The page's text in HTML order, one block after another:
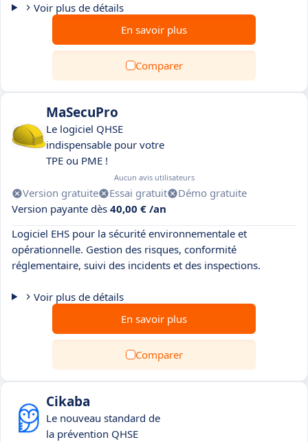
Voir plus de détails
En savoir plus
Comparer
MaSecuPro
Le logiciel QHSE
indispensable pour votre
TPE ou PME !
Aucun avis utilisateurs
Version gratuite Essai gratuit
Démo gratuite
Version payante dès 40,00 € /an
Logiciel EHS pour la sécurité environnementale et
opérationnelle. Gestion des risques, conformité
réglementaire, suivi des incidents et des inspections.
Voir plus de détails
En savoir plus
Comparer
Cikaba
Le nouveau standard de
la prévention QHSE